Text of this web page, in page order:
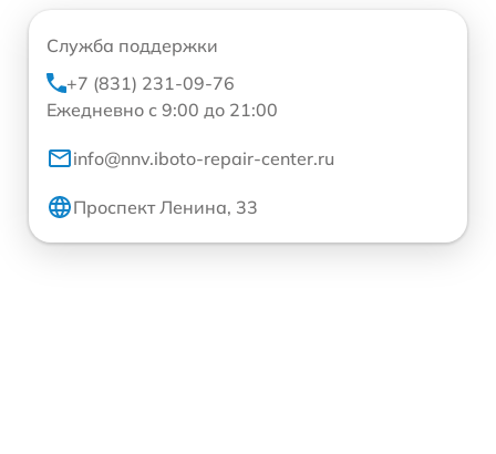
Служба поддержки
+7 (831) 231-09-76
Ежедневно с 9:00 до 21:00
info@nnv.iboto-repair-center.ru
Проспект Ленина, 33